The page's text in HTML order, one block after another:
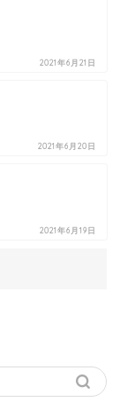
2021年6月21日
2021年6月20日
2021年6月19日